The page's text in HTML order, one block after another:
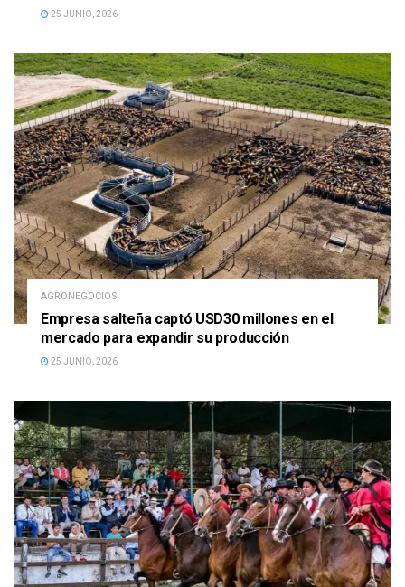
25 JUNIO, 2026
AGRONEGOCIOS
Empresa salteña captó USD30 millones en el
mercado para expandir su producción
25 JUNIO, 2026